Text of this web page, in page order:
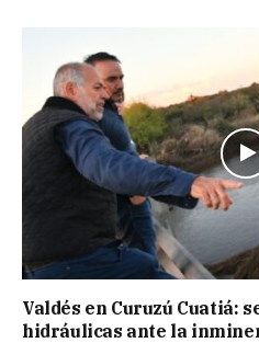
Valdés en Curuzú Cuatiá:
hidráulicas ante la